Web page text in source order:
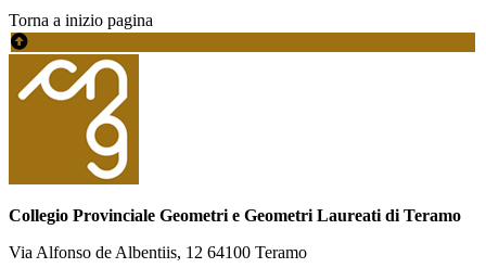
Torna a inizio pagina
Collegio Provinciale Geometri e Geometri Laureati di Teramo
Via Alfonso de Albentiis, 12 64100 Teramo